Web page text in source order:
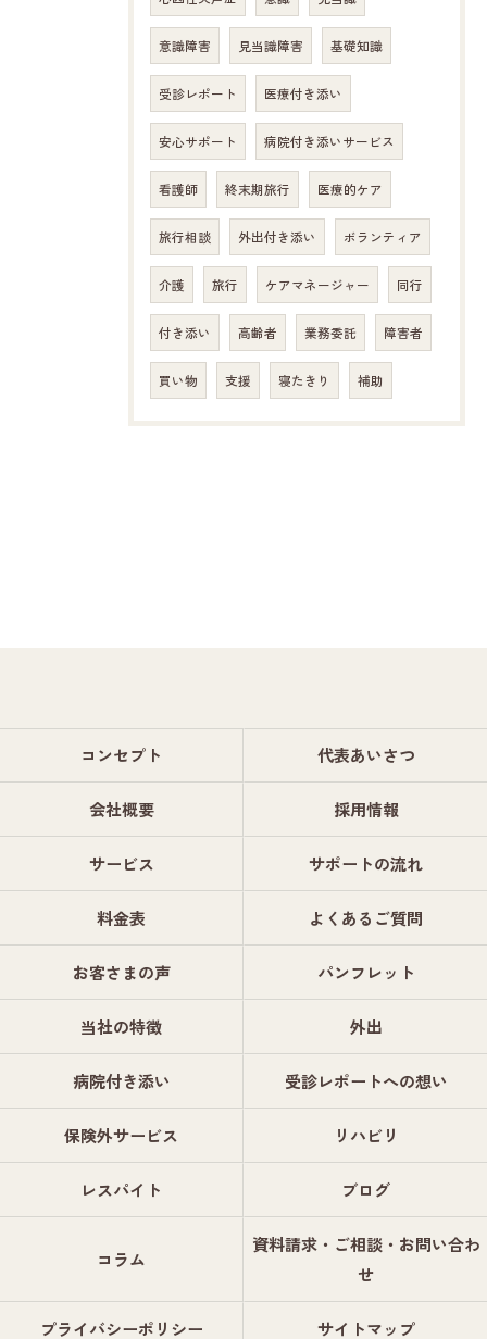
意識障害 見当識障害 基礎知識
受診レポート 医療付き添い
安心サポート 病院付き添いサービス
看護師 終末期旅行 医療的ケア
旅行相談 外出付き添い ボランティア
介護 旅行 ケアマネージャー 同行
付き添い 高齢者 業務委託 障害者
買い物 支援 寝たきり 補助
コンセプト 代表あいさつ
会社概要 採用情報
サービス サポートの流れ
料金表 よくあるご質問
お客さまの声 パンフレット
当社の特徴 外出
病院付き添い 受診レポートへの想い
保険外サービス リハビリ
レスパイト ブログ
コラム
資料請求・ご相談・お問い合わ
せ
プライバシーポリシー サイトマップ